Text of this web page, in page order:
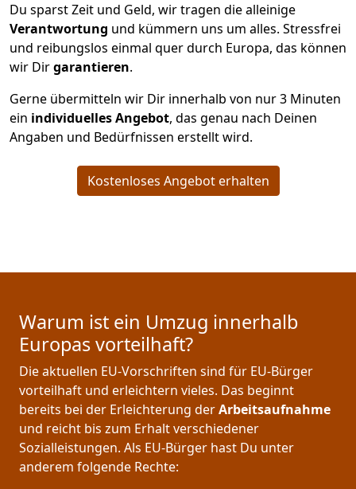
Du sparst Zeit und Geld, wir tragen die alleinige
Verantwortung und kümmern uns um alles. Stressfrei
und reibungslos einmal quer durch Europa, das können
wir Dirgarantieren.
Gerne übermitteln wir Dir innerhalb von nur3 Minuten
ein individuelles Angebot, das genau nach Deinen
Angaben und Bedürfnissen erstellt wird.
Kostenloses Angebot erhalten
Warum ist ein Umzug innerhalb
Europas vorteilhaft?
Die aktuellen EU-Vorschriften sind für EU-Bürger
vorteilhaft und erleichtern vieles. Das beginnt
bereits bei der Erleichterung derArbeitsaufnahme
und reicht bis zum Erhalt verschiedener
Sozialleistungen. Als EU-Bürger hast Du unter
anderem folgende Rechte: